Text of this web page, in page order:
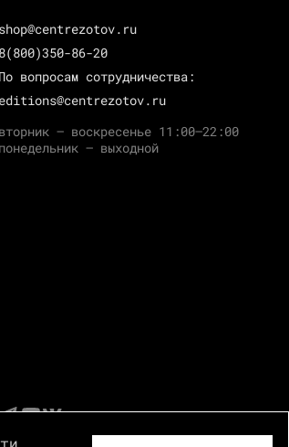
shop@centrezotov.ru
8(800)350-86-20
По вопросам сотрудничества:
editions@centrezotov.ru
вторник — воскресенье 11:00–22:00
понедельник — выходной